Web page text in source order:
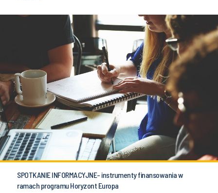
SPOTKANIE INFORMACYJNE- instrumenty finansowania w
ramach programu Horyzont Europa